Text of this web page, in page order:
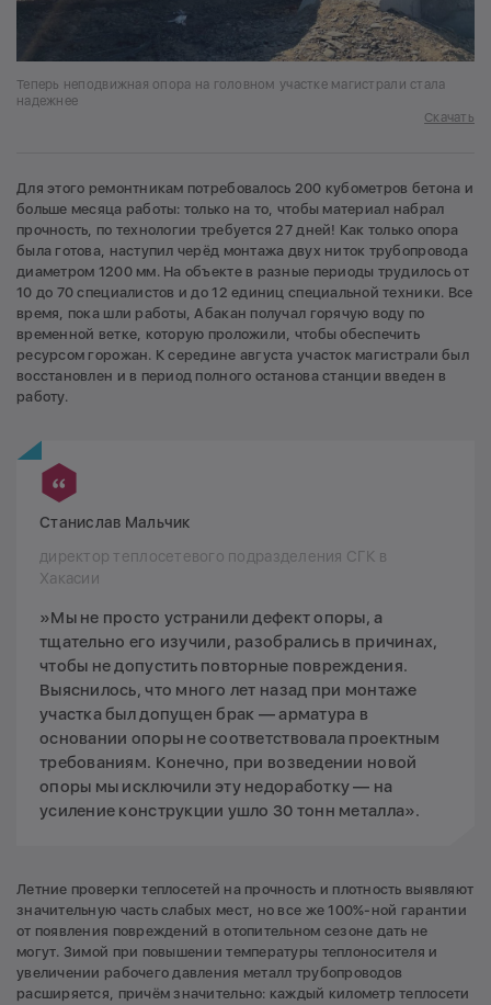
Теперь неподвижная опора на головном участке магистрали стала
надежнее
Скачать
Для этого ремонтникам потребовалось 200 кубометров бетона и
больше месяца работы: только на то, чтобы материал набрал
прочность, по технологии требуется 27 дней! Как только опора
была готова, наступил черёд монтажа двух ниток трубопровода
диаметром 1200 мм. На объекте в разные периоды трудилось от
10 до 70 специалистов и до 12 единиц специальной техники. Все
время, пока шли работы, Абакан получал горячую воду по
временной ветке, которую проложили, чтобы обеспечить
ресурсом горожан. К середине августа участок магистрали был
восстановлен и в период полного останова станции введен в
работу.
Станислав Мальчик
директор теплосетевого подразделения СГК в
Хакасии
»Мы не просто устранили дефект опоры, а
тщательно его изучили, разобрались в причинах,
чтобы не допустить повторные повреждения.
Выяснилось, что много лет назад при монтаже
участка был допущен брак — арматура в
основании опоры не соответствовала проектным
требованиям. Конечно, при возведении новой
опоры мы исключили эту недоработку — на
усиление конструкции ушло 30 тонн металла».
Летние проверки теплосетей на прочность и плотность выявляют
значительную часть слабых мест, но все же 100%-ной гарантии
от появления повреждений в отопительном сезоне дать не
могут. Зимой при повышении температуры теплоносителя и
увеличении рабочего давления металл трубопроводов
расширяется, причём значительно: каждый километр теплосети